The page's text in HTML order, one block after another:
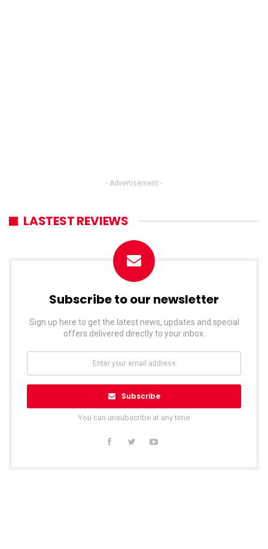
- Advertisement -
LASTEST REVIEWS
Subscribe to our newsletter
Sign up here to get the latest news, updates and special
offers delivered directly to your inbox.
Subscribe
You can unsubscribe at any time